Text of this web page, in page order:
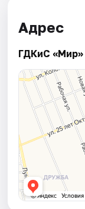
Адрес
ГДКиС «Мир»